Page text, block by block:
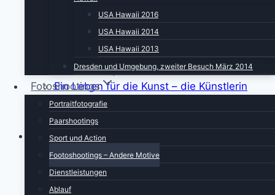
USA Hawaii 2016
USA Hawaii 2014
USA Hawaii 2013
Dresden und Umgebung, zweiter Besuch März 2014
Fotoshootings
Portraitfotografie
Paarshootings
Sport und Action
Footoshootings – Andere Motive
Dienstleistungen
Ablauf
Im Interview mit Martina Neumayer
Im Interview mit Valentine Alexi, CEO der
PrepLounge
Ein Leben für die Musik – im Interview mit
Susanna Keye
Ein Leben für die Kunst – die Künstlerin
Adriane Skunca findet ihren Weg
i-people. Im Interview mit Akrazul Boa
Travel
Reiseberichte/Travelblogs
2020-2029 Festland USA